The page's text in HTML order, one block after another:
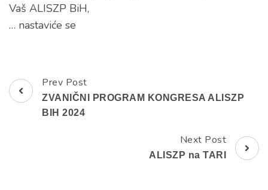
Vaš ALISZP BiH,
… nastaviće se
Post
Navigation
Prev Post
ZVANIČNI PROGRAM KONGRESA ALISZP
BIH 2024
Next Post
ALISZP na TARI